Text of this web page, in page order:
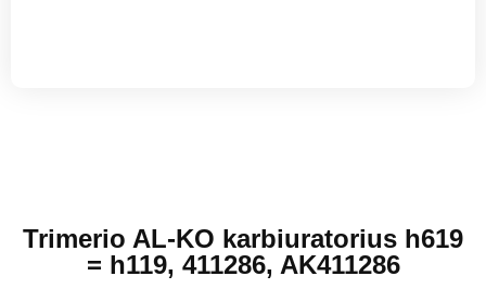
Trimerio AL-KO karbiuratorius h619
= h119, 411286, AK411286